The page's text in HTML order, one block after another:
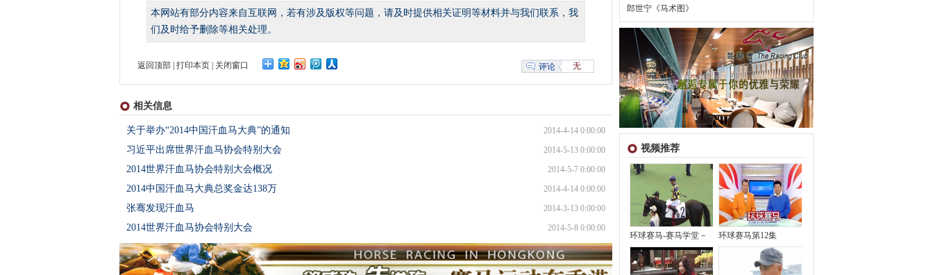
郎世宁《马术图》
视频推荐
环球赛马-赛马学堂－ 环球赛马第12集
本网站有部分内容来自互联网，若有涉及版权等问题，请及时提供相关证明等材料并与我们联系，我
们及时给予删除等相关处理。
返回顶部 打印本页 关闭窗口 评论 无
相关信息
关于举办“2014中国汗血马大典”的通知 2014-4-14 0:00:00
习近平出席世界汗血马协会特别大会 2014-5-13 0:00:00
2014世界汗血马协会特别大会概况 2014-5-7 0:00:00
2014中国汗血马大典总奖金达138万 2014-4-14 0:00:00
张骞发现汗血马 2014-3-13 0:00:00
2014世界汗血马协会特别大会 2014-5-8 0:00:00